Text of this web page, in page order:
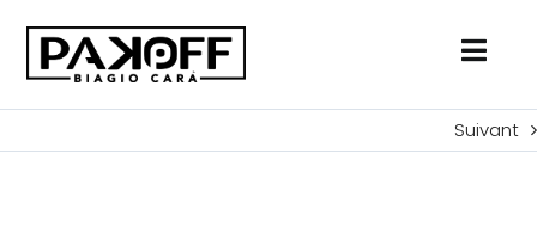
contenu
Suivant